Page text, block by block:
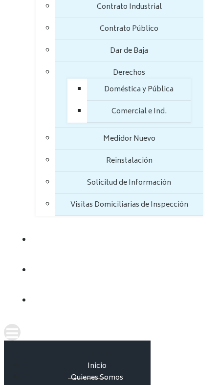
Contrato Industrial
Contrato Público
Dar de Baja
Derechos
Doméstica y Pública
Comercial e Ind.
Medidor Nuevo
Reinstalación
Solicitud de Información
Visitas Domiciliarias de Inspección
Inicio
Quienes Somos